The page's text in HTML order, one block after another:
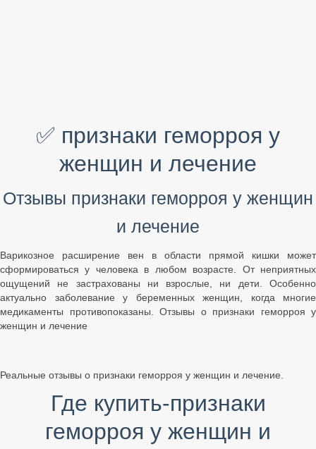
✅ признаки геморроя у
женщин и лечение
Отзывы признаки геморроя у женщин
и лечение
Варикозное расширение вен в области прямой кишки может
сформироваться у человека в любом возрасте. От неприятных
ощущений не застрахованы ни взрослые, ни дети. Особенно
актуально заболевание у беременных женщин, когда многие
медикаменты противопоказаны. Отзывы о признаки геморроя у
женщин и лечение
Реальные отзывы о признаки геморроя у женщин и лечение.
Где купить-признаки
геморроя у женщин и